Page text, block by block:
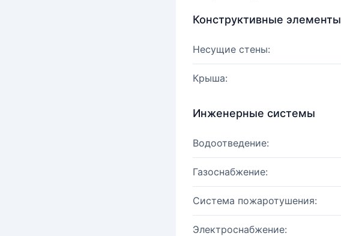
Конструктивные элементы
Несущие стены:
Крыша:
Инженерные системы
Водоотведение:
Газоснабжение:
Система пожаротушения:
Электроснабжение: